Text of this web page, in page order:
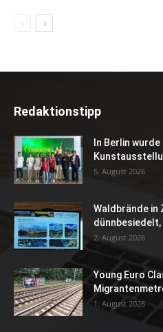
Redaktionstipp
In Berlin
5. August 2026
Waldbrände in
2. August 2026
Young Euro
1. August 2026